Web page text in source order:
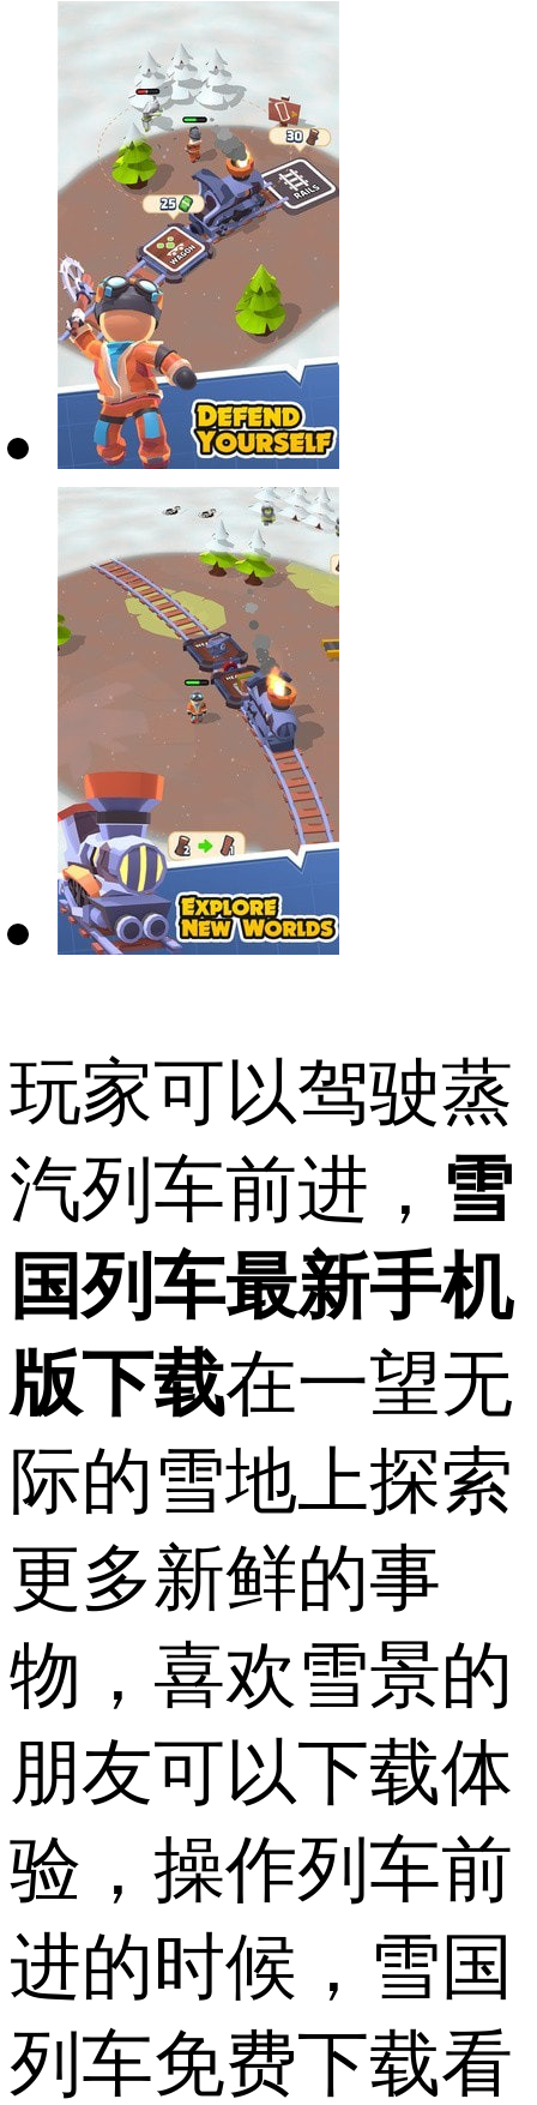
玩家可以驾驶蒸
汽列车前进， 雪
国列车最新手机
版下载在一望无
际的雪地上探索
更多新鲜的事
物，喜欢雪景的
朋友可以下载体
验，操作列车前
进的时候，雪国
列车免费下载看